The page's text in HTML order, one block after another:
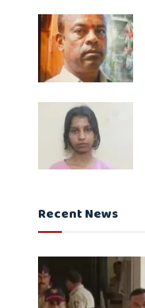
Recent News